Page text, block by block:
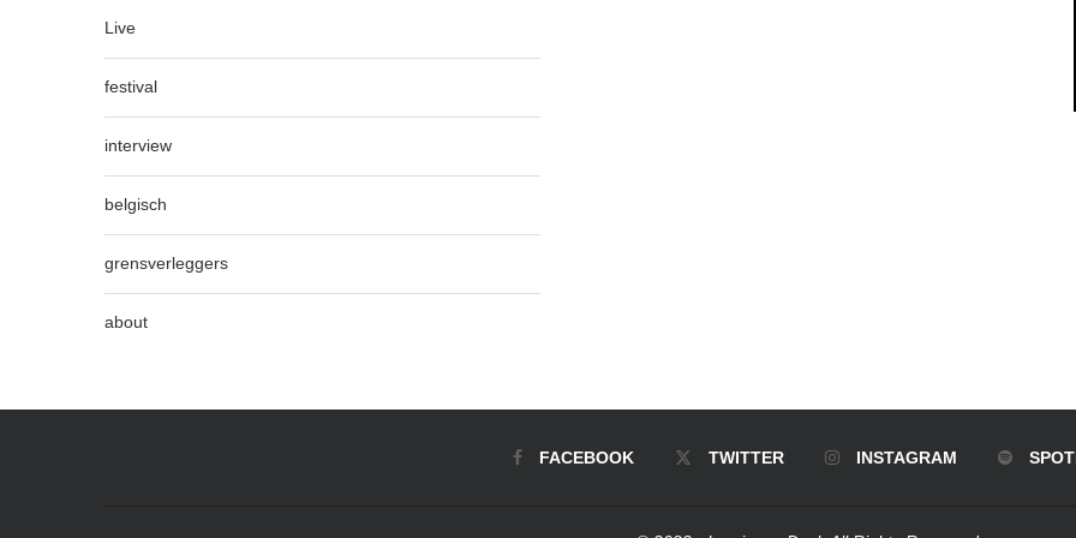
Live
festival
interview
belgisch
grensverleggers
about
FACEBOOK TWITTER INSTAGRAM